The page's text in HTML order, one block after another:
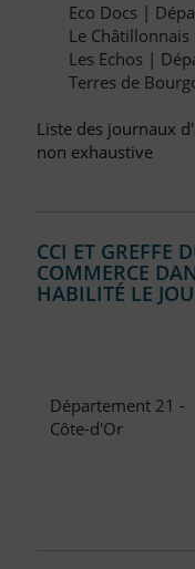
Eco Docs |
Le
Les Echos |
Terres de
Liste des journaux
non exhaustive
CCI ET GREFFE
COMMERCE
HABILITÉ LE
Département 21 -
Côte-d'Or